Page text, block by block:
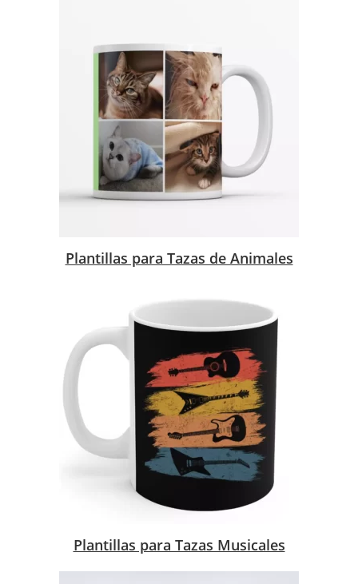
Plantillas para Tazas de Animales
Plantillas para Tazas Musicales